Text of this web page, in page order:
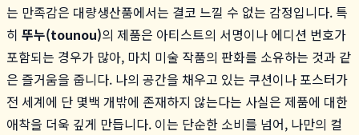
는 만족감은 대량생산품에서는 결코 느낄 수 없는 감정입니다. 특
히 뚜누(tounou)의 제품은 아티스트의 서명이나 에디션 번호가
포함되는 경우가 많아, 마치 미술 작품의 판화를 소유하는 것과 같
은 즐거움을 줍니다. 나의 공간을 채우고 있는 쿠션이나 포스터가
전 세계에 단 몇백 개밖에 존재하지 않는다는 사실은 제품에 대한
애착을 더욱 깊게 만듭니다. 이는 단순한 소비를 넘어, 나만의 컬